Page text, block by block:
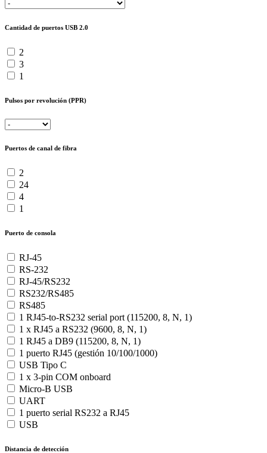
Cantidad de puertos USB 2.0
2
3
1
Pulsos por revolución (PPR)
Puertos de canal de fibra
2
24
4
1
Puerto de consola
RJ-45
RS-232
RJ-45/RS232
RS232/RS485
RS485
1 RJ45-to-RS232 serial port (115200, 8, N, 1)
1 x RJ45 a RS232 (9600, 8, N, 1)
1 RJ45 a DB9 (115200, 8, N, 1)
1 puerto RJ45 (gestión 10/100/1000)
USB Tipo C
1 x 3-pin COM onboard
Micro-B USB
UART
1 puerto serial RS232 a RJ45
USB
Distancia de detección